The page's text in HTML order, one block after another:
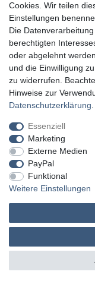
Cookies. Wir teilen
Einstellungen
Die
berechtigten
oder abgelehnt
und die Einwilligung
zu widerrufen.
Hinweise zur
Daten­schutz­erklärung
Essenziell
Marketing
Externe Medien
PayPal
Funktional
Weitere Einstellungen